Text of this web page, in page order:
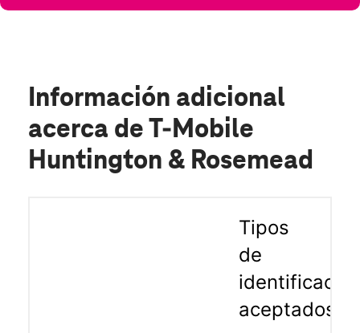
Información adicional
acerca de T-Mobile
Huntington & Rosemead
Tipos
de
aceptados